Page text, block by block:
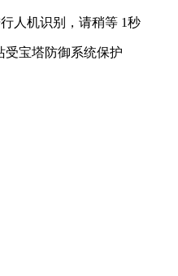
人机识别，请稍等 1秒
受宝塔防御系统保护